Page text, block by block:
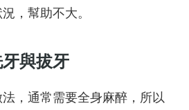
，幫助不大。
與拔牙
，通常需要全身麻醉，所以